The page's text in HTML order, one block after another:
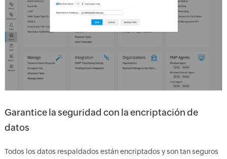
Garantice la seguridad con la encriptación de
datos
Todos los datos respaldados están encriptados y son tan seguros